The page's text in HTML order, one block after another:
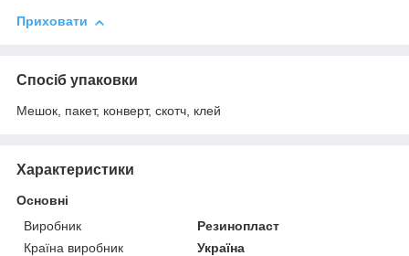
Приховати
Спосіб упаковки
Мешок, пакет, конверт, скотч, клей
Характеристики
Основні
Виробник
Резинопласт
Країна виробник
Україна